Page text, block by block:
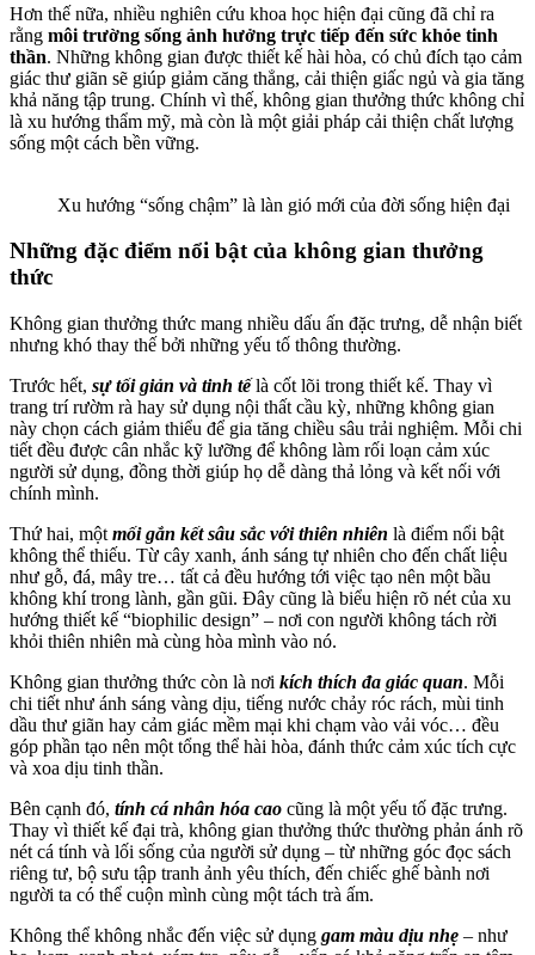
Hơn thế nữa, nhiều nghiên cứu khoa học hiện đại cũng đã chỉ ra
rằng môi trường sống ảnh hưởng trực tiếp đến sức khỏe tinh
thần. Những không gian được thiết kế hài hòa, có chủ đích tạo cảm
giác thư giãn sẽ giúp giảm căng thẳng, cải thiện giấc ngủ và gia tăng
khả năng tập trung. Chính vì thế, không gian thưởng thức không chỉ
là xu hướng thẩm mỹ, mà còn là một giải pháp cải thiện chất lượng
sống một cách bền vững.
Xu hướng “sống chậm” là làn gió mới của đời sống hiện đại
Những đặc điểm nổi bật của không gian thưởng
thức
Không gian thưởng thức mang nhiều dấu ấn đặc trưng, dễ nhận biết
nhưng khó thay thế bởi những yếu tố thông thường.
Trước hết, sự tối giản và tinh tếlà cốt lõi trong thiết kế. Thay vì
trang trí rườm rà hay sử dụng nội thất cầu kỳ, những không gian
này chọn cách giảm thiểu để gia tăng chiều sâu trải nghiệm. Mỗi chi
tiết đều được cân nhắc kỹ lưỡng để không làm rối loạn cảm xúc
người sử dụng, đồng thời giúp họ dễ dàng thả lỏng và kết nối với
chính mình.
Thứ hai, một mối gắn kết sâu sắc với thiên nhiên là điểm nổi bật
không thể thiếu. Từ cây xanh, ánh sáng tự nhiên cho đến chất liệu
như gỗ, đá, mây tre… tất cả đều hướng tới việc tạo nên một bầu
không khí trong lành, gần gũi. Đây cũng là biểu hiện rõ nét của xu
hướng thiết kế “biophilic design” – nơi con người không tách rời
khỏi thiên nhiên mà cùng hòa mình vào nó.
Không gian thưởng thức còn là nơi kích thích đa giác quan. Mỗi
chi tiết như ánh sáng vàng dịu, tiếng nước chảy róc rách, mùi tinh
dầu thư giãn hay cảm giác mềm mại khi chạm vào vải vóc… đều
góp phần tạo nên một tổng thể hài hòa, đánh thức cảm xúc tích cực
và xoa dịu tinh thần.
Bên cạnh đó, tính cá nhân hóa cao cũng là một yếu tố đặc trưng.
Thay vì thiết kế đại trà, không gian thưởng thức thường phản ánh rõ
nét cá tính và lối sống của người sử dụng – từ những góc đọc sách
riêng tư, bộ sưu tập tranh ảnh yêu thích, đến chiếc ghế bành nơi
người ta có thể cuộn mình cùng một tách trà ấm.
Không thể không nhắc đến việc sử dụng gam màu dịu nhẹ – như